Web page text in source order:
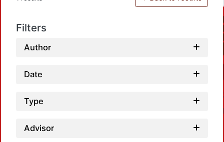
Filters
Author
Date
Type
Advisor